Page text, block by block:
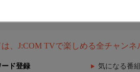
、J:COM TVで楽しめる全チャンネ
ード登録 気になる番